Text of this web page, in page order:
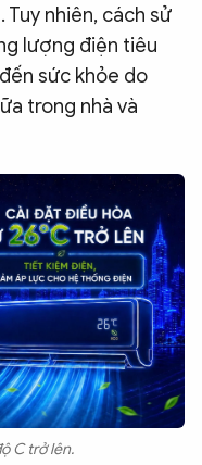
an
Tuy nhiên, cách sử
lượng điện tiêu
sức khỏe do
trong nhà và
C trở lên.